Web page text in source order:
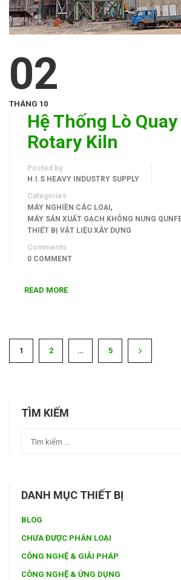
02
THÁNG 10
Hệ Thống Lò
Rotary Kiln
Posted by
H.I.S HEAVY INDUSTRY SUPPLY
Categories
MÁY NGHIỀN CÁC LOẠI,
MÁY SẢN XUẤT GẠCH KHÔNG NUNG
THIẾT BỊ VẬT LIỆU XÂY DỰNG
Comments
0 COMMENT
READ MORE
1 2 … 5
TÌM KIẾM
DANH MỤC THIẾT BỊ
BLOG
CHƯA ĐƯỢC PHÂN LOẠI
CÔNG NGHỆ & GIẢI PHÁP
CÔNG NGHỆ & ỨNG DỤNG